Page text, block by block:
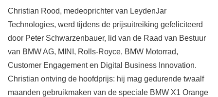
Christian Rood, medeoprichter van LeydenJar
Technologies, werd tijdens de prijsuitreiking gefeliciteerd
door Peter Schwarzenbauer, lid van de Raad van Bestuur
van BMW AG, MINI, Rolls-Royce, BMW Motorrad,
Customer Engagement en Digital Business Innovation.
Christian ontving de hoofdprijs: hij mag gedurende twaalf
maanden gebruikmaken van de speciale BMW X1 Orange